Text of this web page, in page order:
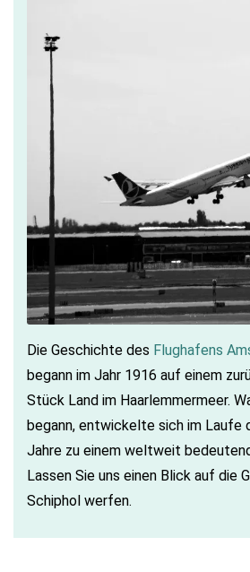
Die Geschichte des Flughafens
begann im Jahr 1916 auf einem
Stück Land im Haarlemmermeer.
begann, entwickelte sich im Laufe
Jahre zu einem weltweit
Lassen Sie uns einen Blick auf die
Schiphol werfen.